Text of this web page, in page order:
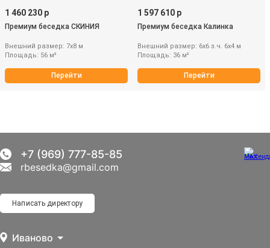
1 460 230 р
Премиум беседка СКИНИЯ
Внешний размер: 7х8 м
Площадь: 56 м²
Перейти
1 597 610 р
Премиум беседка Калинка
Внешний размер: 6х6 з.ч. 6х4 м
Площадь: 36 м²
Перейти
Иваново
Написать директору
+7 (969) 777-85-85
rbesedka@gmail.com